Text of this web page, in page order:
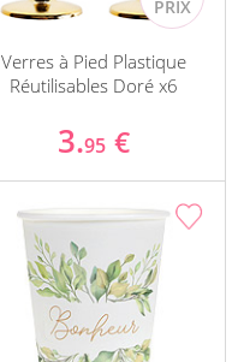
Verres à Pied Plastique
Réutilisables Doré x6
3.95 €